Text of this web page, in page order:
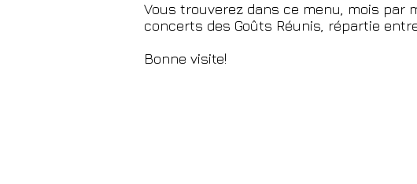
Vous trouverez dans ce menu, mois par
concerts des Goûts Réunis, répartie
Bonne visite!